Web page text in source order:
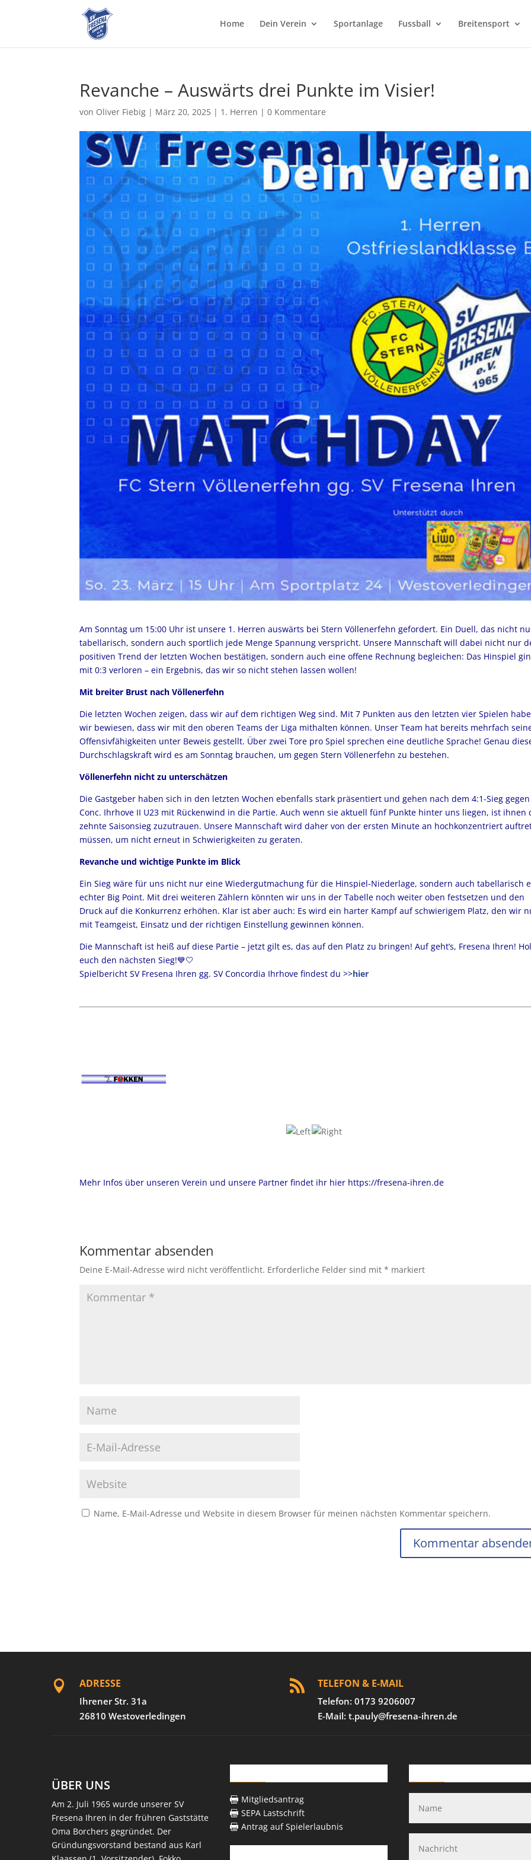
Home Dein Verein Sportanlage Fussball Breitensport
Revanche – Auswärts drei Punkte im Visier!
von Oliver Fiebig | März 20, 2025 | 1. Herren |0 Kommentare
Am Sonntag um 15:00 Uhr ist unsere 1. Herren auswärts bei Stern Völlenerfehn gefordert. Ein Duell, das nicht
tabellarisch, sondern auch sportlich jede Menge Spannung verspricht. Unsere Mannschaft will dabei nicht nur
positiven Trend der letzten Wochen bestätigen, sondern auch eine offene Rechnung begleichen: Das Hinspiel
mit 0:3 verloren – ein Ergebnis, das wir so nicht stehen lassen wollen!
Mit breiter Brust nach Völlenerfehn
Die letzten Wochen zeigen, dass wir auf dem richtigen Weg sind. Mit 7 Punkten aus den letzten vier Spielen
wir bewiesen, dass wir mit den oberen Teams der Liga mithalten können. Unser Team hat bereits mehrfach
Offensivfähigkeiten unter Beweis gestellt. Über zwei Tore pro Spiel sprechen eine deutliche Sprache! Genau
Durchschlagskraft wird es am Sonntag brauchen, um gegen Stern Völlenerfehn zu bestehen.
Völlenerfehn nicht zu unterschätzen
Die Gastgeber haben sich in den letzten Wochen ebenfalls stark präsentiert und gehen nach dem 4:1-Sieg gegen
Conc. Ihrhove II U23 mit Rückenwind in die Partie. Auch wenn sie aktuell fünf Punkte hinter uns liegen, ist ihnen
zehnte Saisonsieg zuzutrauen. Unsere Mannschaft wird daher von der ersten Minute an hochkonzentriert
müssen, um nicht erneut in Schwierigkeiten zu geraten.
Revanche und wichtige Punkte im Blick
Ein Sieg wäre für uns nicht nur eine Wiedergutmachung für die Hinspiel-Niederlage, sondern auch tabellarisch
echter Big Point. Mit drei weiteren Zählern könnten wir uns in der Tabelle noch weiter oben festsetzen und den
Druck auf die Konkurrenz erhöhen. Klar ist aber auch: Es wird ein harter Kampf auf schwierigem Platz, den wir
mit Teamgeist, Einsatz und der richtigen Einstellung gewinnen können.
Die Mannschaft ist heiß auf diese Partie – jetzt gilt es, das auf den Platz zu bringen! Auf geht’s, Fresena Ihren!
euch den nächsten Sieg!💙🤍
Spielbericht SV Fresena Ihren gg. SV Concordia Ihrhove findest du >>hier
Mehr Infos über unseren Verein und unsere Partner findet ihr hier https://fresena-ihren.de
Kommentar absenden
Deine E-Mail-Adresse wird nicht veröffentlicht. Erforderliche Felder sind mit* markiert
Name, E-Mail-Adresse und Website in diesem Browser für meinen nächsten Kommentar speichern.
 ADRESSE
Ihrener Str. 31a
26810 Westoverledingen
 TELEFON & E-MAIL
Telefon: 0173 9206007
E-Mail: t.pauly@fresena-ihren.de
ÜBER UNS
Am 2. Juli 1965 wurde unserer SV
Fresena Ihren in der frühren Gaststätte
Oma Borchers gegründet. Der
Gründungsvorstand bestand aus Karl
Downloads
 Mitgliedsantrag
 SEPA Lastschrift
 Antrag auf Spielerlaubnis